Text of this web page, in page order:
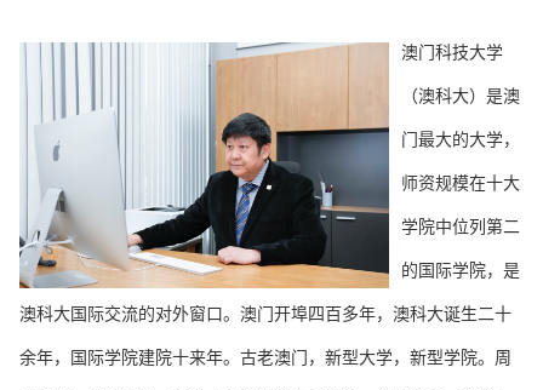
澳门科技大学
（澳科大）是澳
门最大的大学，
师资规模在十大
学院中位列第二
的国际学院，是
澳科大国际交流的对外窗口。澳门开埠四百多年，澳科大诞生二十
余年，国际学院建院十来年。古老澳门，新型大学，新型学院。周